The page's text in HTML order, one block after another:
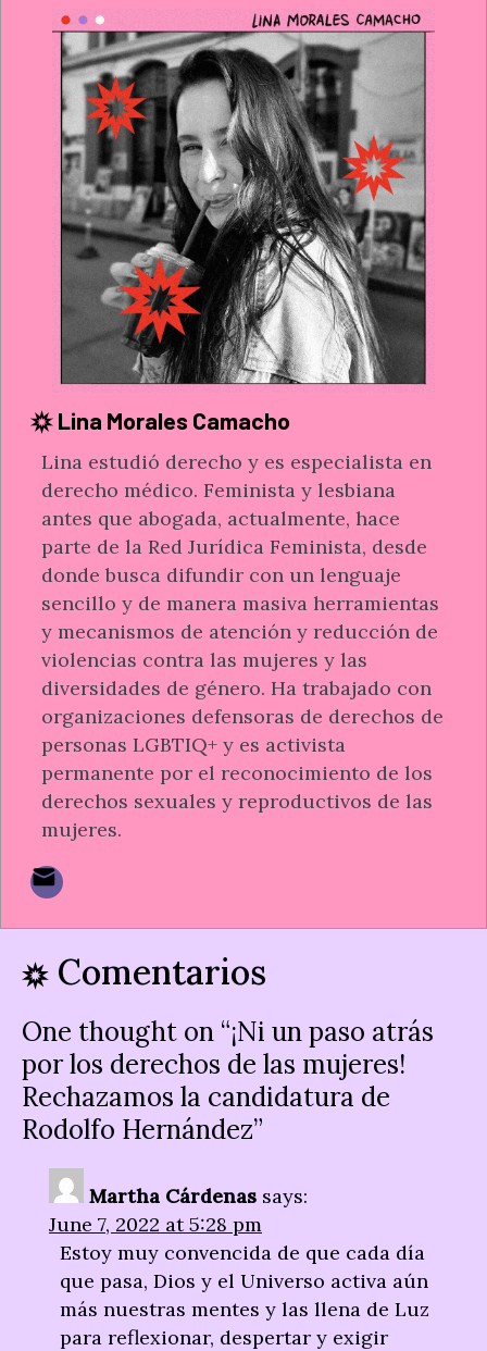
Lina Morales Camacho
Lina estudió derecho y es especialista en
derecho médico. Feminista y lesbiana
antes que abogada, actualmente, hace
parte de la Red Jurídica Feminista, desde
donde busca difundir con un lenguaje
sencillo y de manera masiva herramientas
y mecanismos de atención y reducción de
violencias contra las mujeres y las
diversidades de género. Ha trabajado con
organizaciones defensoras de derechos de
personas LGBTIQ+ y es activista
permanente por el reconocimiento de los
derechos sexuales y reproductivos de las
mujeres.
Comentarios
One thought on “¡Ni un paso atrás
por los derechos de las mujeres!
Rechazamos la candidatura de
Rodolfo Hernández”
Martha Cárdenas says:
June 7, 2022 at 5:28 pm
Estoy muy convencida de que cada día
que pasa, Dios y el Universo activa aún
más nuestras mentes y las llena de Luz
para reflexionar, despertar y exigir